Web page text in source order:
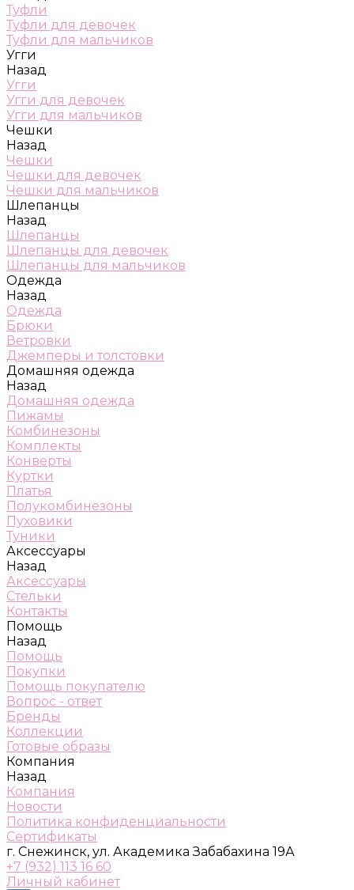
Туфли
Туфли для девочек
Туфли для мальчиков
Угги
Назад
Угги
Угги для девочек
Угги для мальчиков
Чешки
Назад
Чешки
Чешки для девочек
Чешки для мальчиков
Шлепанцы
Назад
Шлепанцы
Шлепанцы для девочек
Шлепанцы для мальчиков
Одежда
Назад
Одежда
Брюки
Ветровки
Джемперы и толстовки
Домашняя одежда
Назад
Домашняя одежда
Пижамы
Комбинезоны
Комплекты
Конверты
Куртки
Платья
Полукомбинезоны
Пуховики
Туники
Аксессуары
Назад
Аксессуары
Стельки
Контакты
Помощь
Назад
Помощь
Покупки
Помощь покупателю
Вопрос - ответ
Бренды
Коллекции
Готовые образы
Компания
Назад
Компания
Новости
Политика конфиденциальности
Сертификаты
г. Снежинск, ул. Академика Забабахина 19А
+7 (932) 113 16 60
Личный кабинет